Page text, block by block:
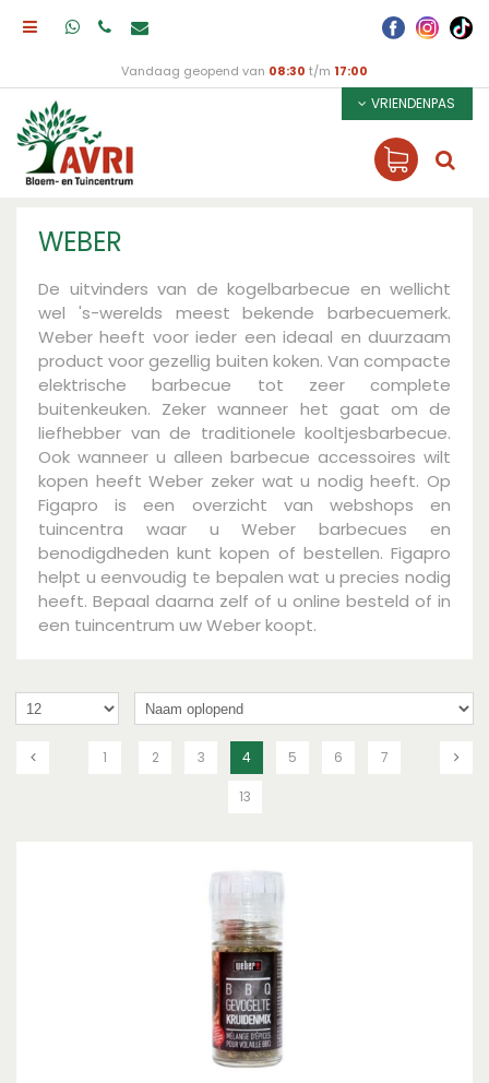
Vandaag geopend van 08:30 t/m 17:00
VRIENDENPAS
WEBER
De uitvinders van de kogelbarbecue en wellicht
wel 's-werelds meest bekende barbecuemerk.
Weber heeft voor ieder een ideaal en duurzaam
product voor gezellig buiten koken. Van compacte
elektrische barbecue tot zeer complete
buitenkeuken. Zeker wanneer het gaat om de
liefhebber van de traditionele kooltjesbarbecue.
Ook wanneer u alleen barbecue accessoires wilt
kopen heeft Weber zeker wat u nodig heeft. Op
Figapro is een overzicht van webshops en
tuincentra waar u Weber barbecues en
benodigdheden kunt kopen of bestellen. Figapro
helpt u eenvoudig te bepalen wat u precies nodig
heeft. Bepaal daarna zelf of u online besteld of in
een tuincentrum uw Weber koopt.
1 2 3 4 5 6 7
13